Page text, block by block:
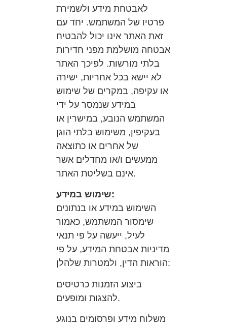
לאבטחת מידע ולשמירת
פרטיו של המשתמש. יחד עם
זאת האתר אינו יכול להבטיח
אבטחה מושלמת מפני חדירות
בלתי מורשות. לפיכך האתר
לא יישא בכל אחריות, ישירה
או עקיפה, במקרים של שימוש
במידע שנמסר על ידי
המשתמש הנובע, במישרין או
בעקיפין, משימוש בלתי הוגן
של אחרים או כתוצאה
ממעשים ו/או מחדלים אשר
אינם בשליטת האתר.
שימוש במידע:
השימוש במידע או בנתונים
שימסור המשתמש, כאמור
לעיל, ייעשה על פי תנאי
מדיניות אבטחת המידע, על פי
הוראות הדין, ולמטרות שלהלן:
ביצוע הזמנות כרטיסים
להצגות ומופעים.
משלוח מידע ופרסומים בנוגע